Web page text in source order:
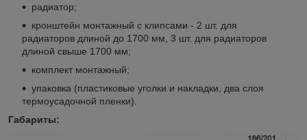
радиатор;
кронштейн монтажный с клипсами - 2 шт. для
радиаторов длиной до 1700 мм, 3 шт. для радиаторов
длиной свыше 1700 мм;
комплект монтажный;
упаковка (пластиковые уголки и накладки, два слоя
термоусадочной пленки).
Габариты: